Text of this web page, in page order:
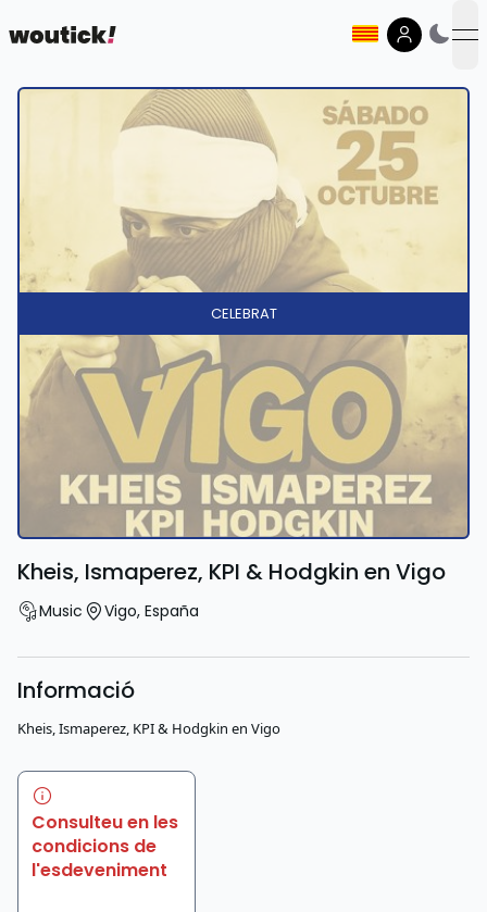
CELEBRAT
Kheis, Ismaperez, KPI & Hodgkin en Vigo
Music Vigo, España
Informació
Kheis, Ismaperez, KPI & Hodgkin en Vigo
Consulteu en les
condicions de
l'esdeveniment